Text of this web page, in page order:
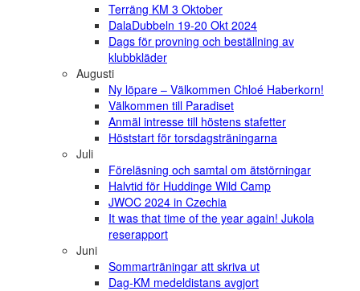
Terräng KM 3 Oktober
DalaDubbeln 19-20 Okt 2024
Dags för provning och beställning av
klubbkläder
Augusti
Ny löpare – Välkommen Chloé Haberkorn!
Välkommen till Paradiset
Anmäl intresse till höstens stafetter
Höststart för torsdagsträningarna
Juli
Föreläsning och samtal om ätstörningar
Halvtid för Huddinge Wild Camp
JWOC 2024 in Czechia
It was that time of the year again! Jukola
reserapport
Juni
Sommarträningar att skriva ut
Dag-KM medeldistans avgjort